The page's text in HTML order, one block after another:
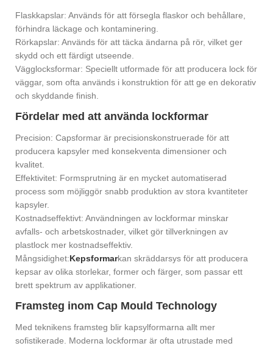
Flaskkapslar: Används för att försegla flaskor och behållare,
förhindra läckage och kontaminering.
Rörkapslar: Används för att täcka ändarna på rör, vilket ger
skydd och ett färdigt utseende.
Vägglocksformar: Speciellt utformade för att producera lock för
väggar, som ofta används i konstruktion för att ge en dekorativ
och skyddande finish.
Fördelar med att använda lockformar
Precision: Capsformar är precisionskonstruerade för att
producera kapsyler med konsekventa dimensioner och
kvalitet.
Effektivitet: Formsprutning är en mycket automatiserad
process som möjliggör snabb produktion av stora kvantiteter
kapsyler.
Kostnadseffektivt: Användningen av lockformar minskar
avfalls- och arbetskostnader, vilket gör tillverkningen av
plastlock mer kostnadseffektiv.
Mångsidighet:Kepsformarkan skräddarsys för att producera
kepsar av olika storlekar, former och färger, som passar ett
brett spektrum av applikationer.
Framsteg inom Cap Mould Technology
Med teknikens framsteg blir kapsylformarna allt mer
sofistikerade. Moderna lockformar är ofta utrustade med